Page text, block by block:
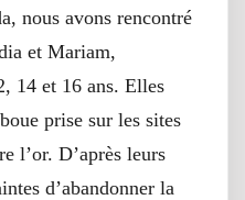
nous avons rencontré
et Mariam,
14 et 16 ans. Elles
prise sur les sites
l’or. D’après leurs
d’abandonner la